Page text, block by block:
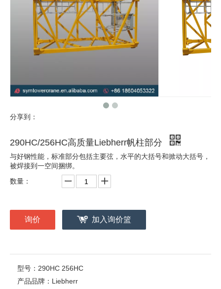
分享到：
290HC/256HC高质量Liebherr帆柱部分
与好钢性能，标准部分包括主要弦，水平的大括号和掀动大括号，
被焊接到一空间捆绑。
数量：
询价 加入询价篮
型号： 290HC 256HC
产品品牌： Liebherr